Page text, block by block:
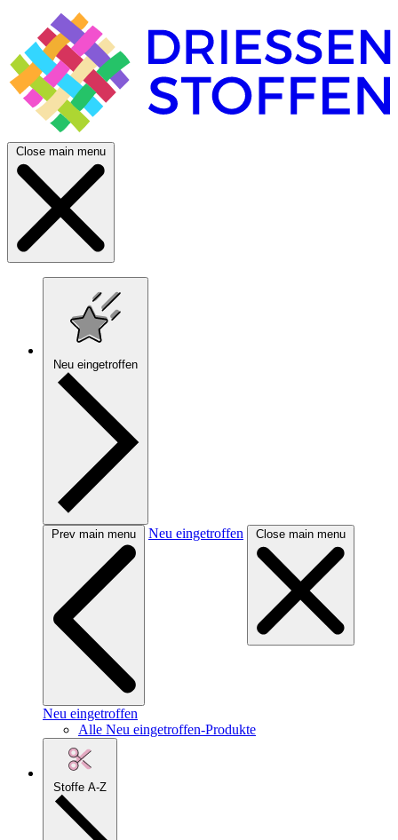
Close main menu
Neu eingetroffen
Prev main menu Neu eingetroffen Close main menu
Neu eingetroffen
Alle Neu eingetroffen-Produkte
Stoffe A-Z